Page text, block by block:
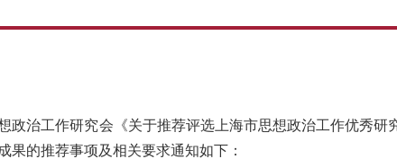
治工作研究会《关于推荐评选上海市思想政治工作优秀研
果的推荐事项及相关要求通知如下：